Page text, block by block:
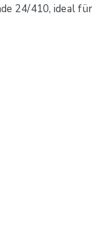
24/410, ideal für